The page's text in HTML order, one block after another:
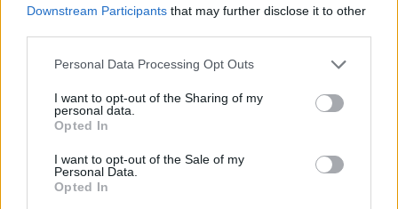
Downstream Participants that may further disclose it to other
Personal Data Processing Opt Outs
I want to opt-out of the Sharing of my
personal data.
Opted In
I want to opt-out of the Sale of my
Personal Data.
Opted In
Magyarország viszont az uniós mezőny
végén áll
Alacsony állami K+F-előirányzatok és eltűnő
adatokat.